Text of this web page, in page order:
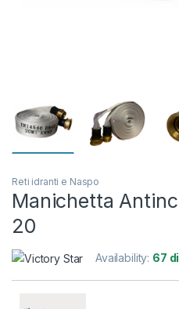
Reti idranti e Naspo
Manichetta
20
Availability: 67